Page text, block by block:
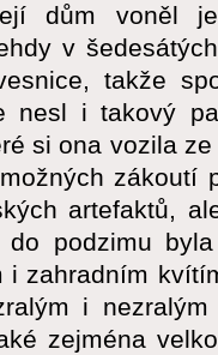
dům voněl
v
takže
nesl i takový
si ona vozila
zákoutí
artefaktů,
podzimu
i zahradním
i nezralým
zejména